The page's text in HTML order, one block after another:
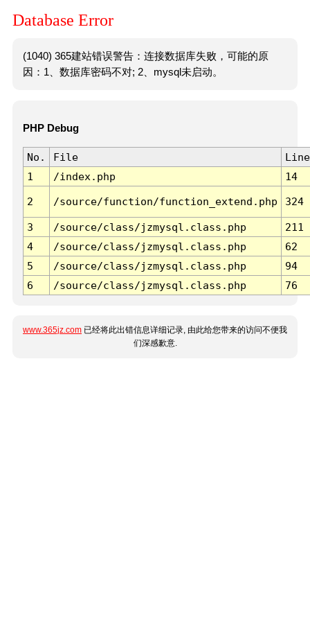
Database Error
(1040) 365建站错误警告：连接数据库失败，可能的原
因：1、数据库密码不对; 2、mysql未启动。
PHP Debug
No. File
Line
1
/index.php 14
2 /source/function/function_extend.php 324
3 /source/class/jzmysql.class.php
211
4
/source/class/jzmysql.class.php
62
5
/source/class/jzmysql.class.php
94
6
/source/class/jzmysql.class.php 76
www.365jz.com 已经将此出错信息详细记录, 由此给您带来的访问不便我
们深感歉意.